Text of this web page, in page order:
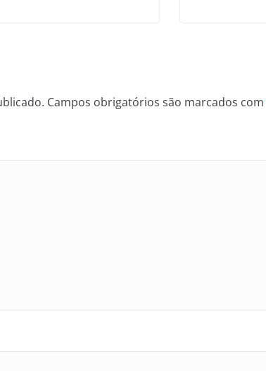
Campos obrigatórios são marcados com